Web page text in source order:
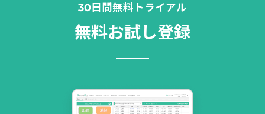
30日間無料トライアル
無料お試し登録